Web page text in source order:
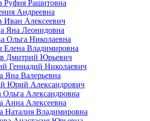
Руфия Рашитовна
Андреевна
Иван Алексеевич
Яна Леонидовна
Ольга Николаевна
Елена Владимировна
Дмитрий Юрьевич
Геннадий Николаевич
Яна Валерьевна
Юрий Александрович
Ольга Александровна
Анна Алексеевна
Наталия Владимировна